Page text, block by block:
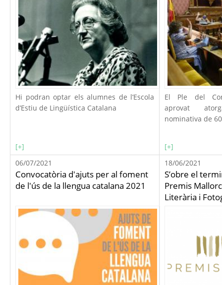
Hi podran optar els alumnes de l’Escola
d’Estiu de Lingüística Catalana
[+]
El Ple del
aprovat
nominativa de
[+]
06/07/2021
Convocatòria d'ajuts per al foment
de l'ús de la llengua catalana 2021
18/06/2021
S’obre el
Premis
Literària i